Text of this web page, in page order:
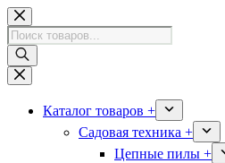
Перейти
к
сути
Поиск
товаров
Каталог товаров +
Садовая техника +
Цепные пилы +